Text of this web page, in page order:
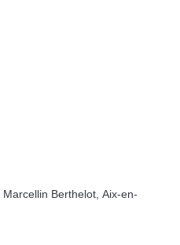
Berthelot, Aix-en-